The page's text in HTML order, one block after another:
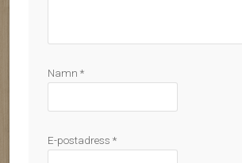
Namn *
E-postadress *